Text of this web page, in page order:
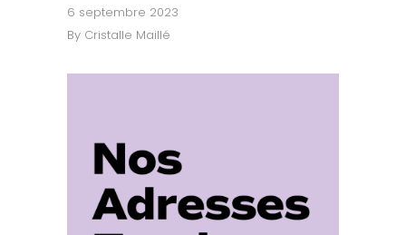
6 septembre 2023
By Cristalle Maillé